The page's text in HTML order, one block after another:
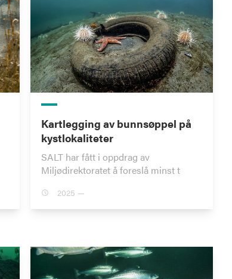
Kartlegging av bunnsøppel på
kystlokaliteter
SALT har fått i oppdrag av
Miljødirektoratet å foreslå minst t
2025 —